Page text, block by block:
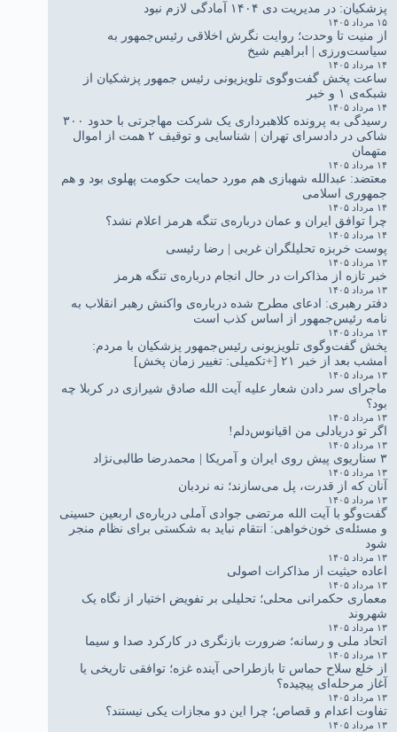
پزشکیان: در مدیریت دی ۱۴۰۴ آمادگی لازم نبود
۱۵ مرداد ۱۴۰۵
از منیت تا وحدت؛ روایت نگرش اخلاقی رئیس‌جمهور به
سیاست‌ورزی | ابراهیم شیخ
۱۴ مرداد ۱۴۰۵
ساعت پخش گفت‌وگوی تلویزیونی رئیس جمهور پزشکیان از
شبکه‌ی ۱ و خبر
۱۴ مرداد ۱۴۰۵
رسیدگی به پرونده کلاهبرداری یک شرکت مهاجرتی با حدود ۳۰۰
شاکی در دادسرای تهران | شناسایی و توقیف ۲ همت از اموال
متهمان
۱۴ مرداد ۱۴۰۵
معتضد: عبدالله شهبازی هم مورد حمایت حکومت پهلوی بود و هم
جمهوری اسلامی
۱۴ مرداد ۱۴۰۵
چرا توافق ایران و عمان درباره‌ی تنگه هرمز اعلام نشد؟
۱۴ مرداد ۱۴۰۵
پوست خربزه تحلیلگران غربی | رضا رئیسی
۱۳ مرداد ۱۴۰۵
خبر تازه از مذاکرات در حال انجام درباره‌ی تنگه هرمز
۱۳ مرداد ۱۴۰۵
دفتر رهبری: ادعای مطرح شده درباره‌ی واکنش رهبر انقلاب به
نامه رئیس‌جمهور از اساس کذب است
۱۳ مرداد ۱۴۰۵
پخش گفت‌وگوی تلویزیونی رئیس‌جمهور پزشکیان با مردم:
امشب بعد از خبر ۲۱ [+تکمیلی: تغییر زمان پخش]
۱۳ مرداد ۱۴۰۵
ماجرای سر دادن شعار علیه آیت الله صادق شیرازی در کربلا چه
بود؟
۱۳ مرداد ۱۴۰۵
اگر تو دریادلی من اقیانوس‌دلم!
۱۳ مرداد ۱۴۰۵
۳ سناریوی پیش روی ایران و آمریکا | محمدرضا طالبی‌نژاد
۱۳ مرداد ۱۴۰۵
آنان که از قدرت، پل می‌سازند؛ نه نردبان
۱۳ مرداد ۱۴۰۵
گفت‌وگو با آیت الله مرتضی جوادی آملی درباره‌ی اربعین حسینی
و مسئله‌ی خون‌خواهی: انتقام نباید به شکستی برای نظام منجر
شود
۱۳ مرداد ۱۴۰۵
اعاده حیثیت از مذاکرات اصولی
۱۳ مرداد ۱۴۰۵
معماری حکمرانی محلی؛ تحلیلی بر تفویض اختیار از نگاه یک
شهروند
۱۳ مرداد ۱۴۰۵
اتحاد ملی و رسانه؛ ضرورت بازنگری در کارکرد صدا و سیما
۱۳ مرداد ۱۴۰۵
از خلع سلاح حماس تا بازطراحی آینده غزه؛ توافقی تاریخی یا
آغاز مرحله‌ای پیچیده؟
۱۳ مرداد ۱۴۰۵
تفاوت اعدام و قصاص؛ چرا این دو مجازات یکی نیستند؟
۱۳ مرداد ۱۴۰۵